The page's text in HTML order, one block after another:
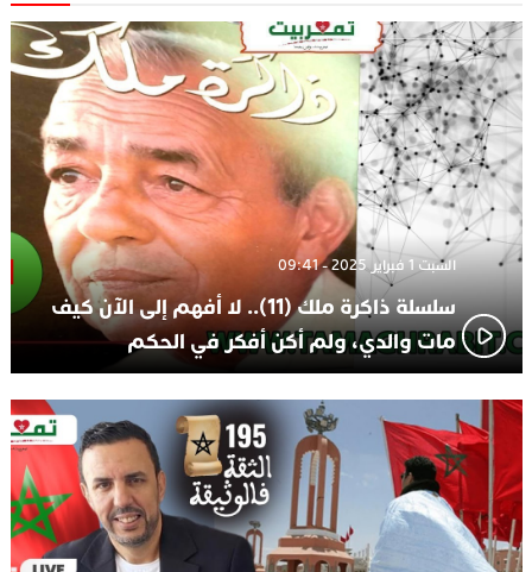
14:37الاعلامي حسن فاتح.. لهذا السبب يرفض بعض لاعبوا المنتخب
تعيين السكتيوي
السبت 1 فبراير 2025 - 09:41
سلسلة ذاكرة ملك (11).. لا أفهم إلى الآن كيف
مات والدي، ولم أكن أفكر في الحكم